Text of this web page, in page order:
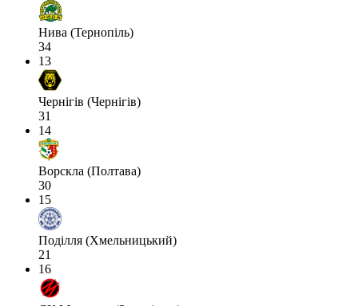
Нива (Тернопіль)
34
13
Чернігів (Чернігів)
31
14
Ворскла (Полтава)
30
15
Поділля (Хмельницький)
21
16